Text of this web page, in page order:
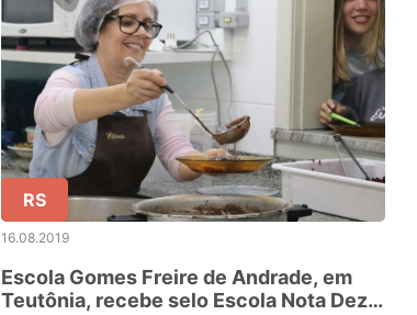
RS
16.08.2019
Escola Gomes Freire de Andrade, em
Teutônia, recebe selo Escola Nota Dez